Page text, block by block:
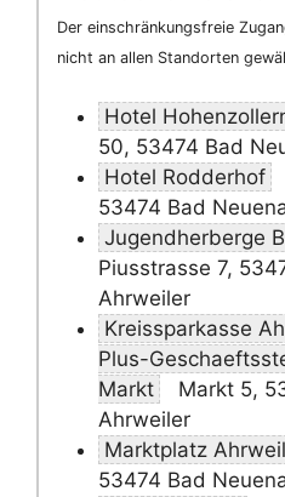
Der einschränkungsfreie
nicht an allen Standorten
Hotel
50, 53474 Bad
Hotel Rodderhof
53474 Bad
Jugendherberge
Piusstrasse 7,
Ahrweiler
Kreissparkasse
Plus-
Markt
Markt 5,
Ahrweiler
Marktplatz
53474 Bad